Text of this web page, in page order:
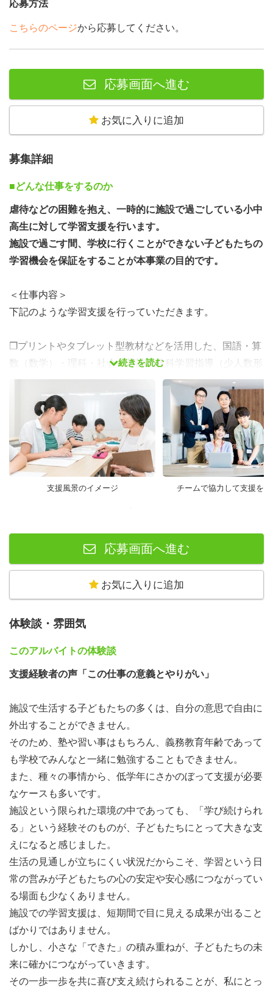
応募方法
こちらのページから応募してください。
応募画面へ進む
お気に入りに追加
募集詳細
■どんな仕事をするのか
虐待などの困難を抱え、一時的に施設で過ごしている小中
高生に対して学習支援を行います。
施設で過ごす間、学校に行くことができない子どもたちの
学習機会を保証をすることが本事業の目的です。
＜仕事内容＞
下記のような学習支援を行っていただきます。
❒プリントやタブレット型教材などを活用した、国語・算
数（数学）・理科・社会・英語の教科学習指導（少人数形
式）
❒必要に応じて、進路の悩みなどの相談対応
※すべての科目において指導ができる必要はありません。
※指導レベルや対応教科に不安がある方もご応募くださ
い。
理念に、教育・福祉分野で様々な事業を展開しています。
その一つが、国や自治体と連携して困難な状況にある子ど
も・若者を支援する公民連携事業です。
きっかけは、創業当初に授業料を払えず学びを続けられな
「学びたい」「成長したい」という気持ちを諦めなくても
国や自治体と連携することで、ひきこもり・高校中退・障
害・生活困窮・ひとり親・虐待・非行など、多様な困難を
抱える方々へ無償で支援を届けています。
■「未経験でも安心」な理由
サポート体制が充実していますので、未経験でも安心して
活動に参加することができます。
・研修
まず初回勤務日までに入職時研修を受けていただきます。
経験豊富なスタッフ・講師から、学習支援と心のサポート
のために必要な知識を学ぶことができます。
その後もご勤務の状況により、必要に応じて研修を設けさ
せていただいています。
続きを読む
支援風景のイメージ チームで協力して支援を
応募画面へ進む
お気に入りに追加
体験談・雰囲気
このアルバイトの体験談
支援経験者の声 「この仕事の意義とやりがい」
施設で生活する子どもたちの多くは、自分の意思で自由に
外出することができません。
そのため、塾や習い事はもちろん、義務教育年齢であって
も学校でみんなと一緒に勉強することもできません。
また、種々の事情から、低学年にさかのぼって支援が必要
なケースも多いです。
施設という限られた環境の中であっても、「学び続けられ
る」という経験そのものが、子どもたちにとって大きな支
えになると感じました。
生活の見通しが立ちにくい状況だからこそ、学習という日
常の営みが子どもたちの心の安定や安心感につながってい
る場面も少なくありません。
施設での学習支援は、短期間で目に見える成果が出ること
ばかりではありません。
しかし、小さな「できた」の積み重ねが、子どもたちの未
来に確かにつながっていきます。
その一歩一歩を共に喜び支え続けられることが、私にとっ